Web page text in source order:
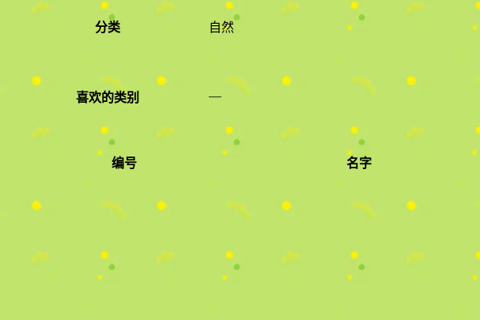
分类 自然
喜欢的类别
—
编号
名字